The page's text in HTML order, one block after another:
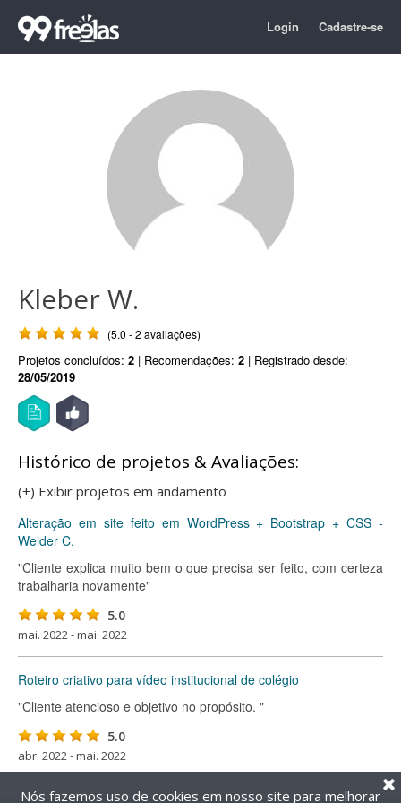
Login Cadastre-se
Kleber W.
(5.0 - 2 avaliações)
Projetos concluídos: 2 | Recomendações: 2 | Registrado desde:
28/05/2019
Histórico de projetos & Avaliações:
(+) Exibir projetos em andamento
Alteração em site feito em WordPress + Bootstrap + CSS -
Welder C.
"Cliente explica muito bem o que precisa ser feito, com certeza
trabalharia novamente"
5.0
mai. 2022 - mai. 2022
Roteiro criativo para vídeo institucional de colégio
"Cliente atencioso e objetivo no propósito. "
5.0
abr. 2022 - mai. 2022
Nós fazemos uso de cookies em nosso site para melhorar